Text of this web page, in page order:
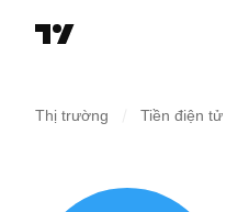
Thị trường Tiền điện tử